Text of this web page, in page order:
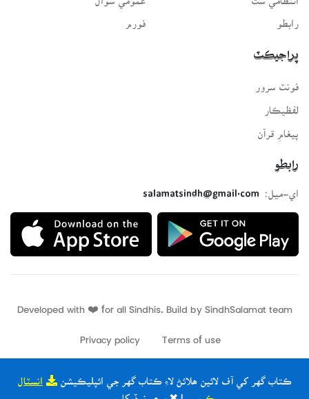
ڪتاب گهر کي آف لائين ھلائڻ لاءِ ڪتاب گهر جي ائپليڪيشن انسٽال
| ✖ ٻيھر نہ ڏيکاريو
رابطو فورم
پراجيڪٽ
فونٽ سرور
لفظيڪار
پيغامِ قرآن
رابطو
اي-ميل:
salamatsindh@gmail.com
Developed with ❤️ for all Sindhis. Build by
Terms of use